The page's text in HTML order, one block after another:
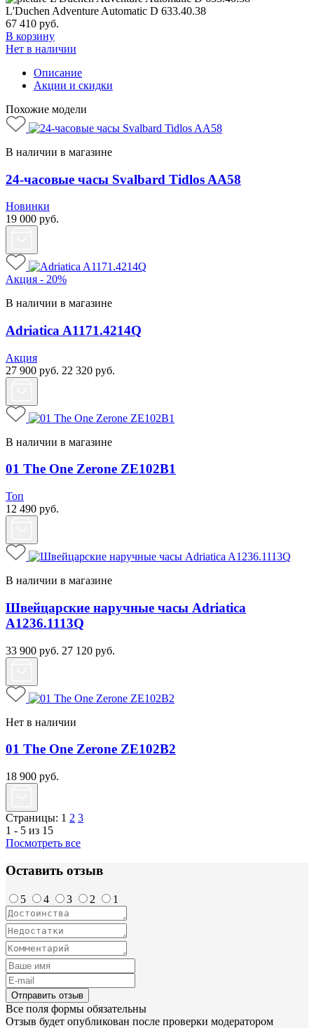
L'Duchen Adventure Automatic D 633.40.38
67 410 руб.
В корзину
Нет в наличии
Описание
Акции и скидки
Похожие модели
В наличии в магазине
24-часовые часы Svalbard Tidlos AA58
Новинки
19 000 руб.
Акция - 20%
В наличии в магазине
Adriatica A1171.4214Q
Акция
27 900 руб. 22 320 руб.
В наличии в магазине
01 The One Zerone ZE102B1
Топ
12 490 руб.
В наличии в магазине
Швейцарские наручные часы Adriatica
A1236.1113Q
33 900 руб. 27 120 руб.
Нет в наличии
01 The One Zerone ZE102B2
18 900 руб.
Страницы: 1 2 3
1 - 5 из 15
Посмотреть все
Оставить отзыв
5 4 3 2 1
Отправить отзыв
Все поля формы обязательны
Отзыв будет опубликован после проверки модератором